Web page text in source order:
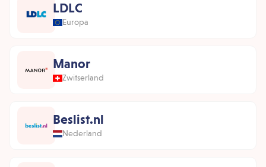
LDLC
Europa
Manor
Zwitserland
Beslist.nl
Nederland